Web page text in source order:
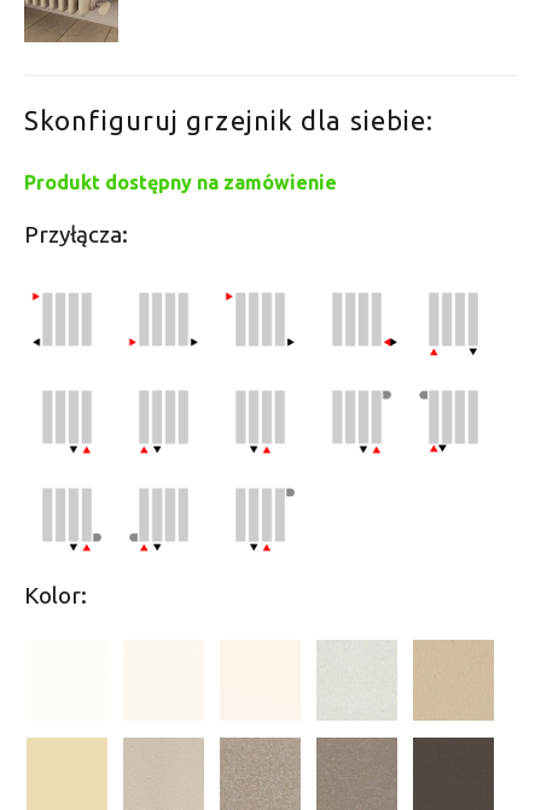
Skonfiguruj grzejnik dla siebie:
Produkt dostępny na zamówienie
Przyłącza:
Kolor: